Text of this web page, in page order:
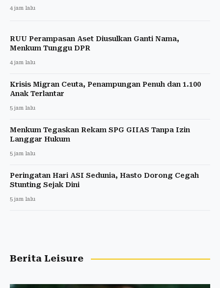
4 jam lalu
RUU Perampasan Aset Diusulkan Ganti Nama,
Menkum Tunggu DPR
4 jam lalu
Krisis Migran Ceuta, Penampungan Penuh dan 1.100
Anak Terlantar
5 jam lalu
Menkum Tegaskan Rekam SPG GIIAS Tanpa Izin
Langgar Hukum
5 jam lalu
Peringatan Hari ASI Sedunia, Hasto Dorong Cegah
Stunting Sejak Dini
5 jam lalu
Berita Leisure